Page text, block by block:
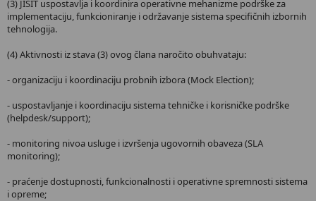
(3) JISIT uspostavlja i koordinira operativne mehanizme podrške za
implementaciju, funkcioniranje i održavanje sistema specifičnih izbornih
tehnologija.
(4) Aktivnosti iz stava (3) ovog člana naročito obuhvataju:
- organizaciju i koordinaciju probnih izbora (Mock Election);
- uspostavljanje i koordinaciju sistema tehničke i korisničke podrške
(helpdesk/support);
- monitoring nivoa usluge i izvršenja ugovornih obaveza (SLA
monitoring);
- praćenje dostupnosti, funkcionalnosti i operativne spremnosti sistema
i opreme;